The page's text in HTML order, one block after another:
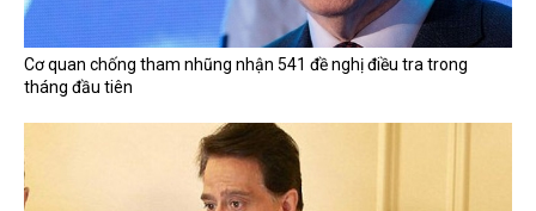
Cơ quan chống tham nhũng nhận 541 đề nghị điều tra trong
tháng đầu tiên